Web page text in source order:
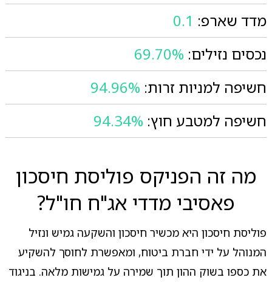
מדד שארפ: 0.1
נכסים נזילים: 69.70%
חשיפה למניות זרות: 94.96%
חשיפה למטבע חוץ: 94.34%
מה זה הפניקס פוליסת חיסכון
פאסיבי מדדי אג"ח חו"ל?
פוליסת חיסכון היא מכשיר חיסכון והשקעה גמיש ונזיל
המנוהל על ידי חברת ביטוח, ומאפשרת לחוסך להשקיע
את כספו בשוק ההון תוך שמירה על גמישות מלאה. בניגוד